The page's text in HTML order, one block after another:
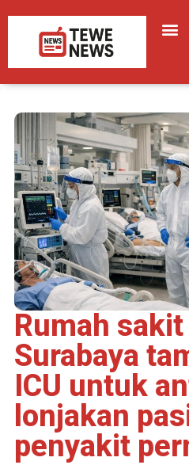
Rumah sakit
Surabaya
ICU untuk
lonjakan
penyakit